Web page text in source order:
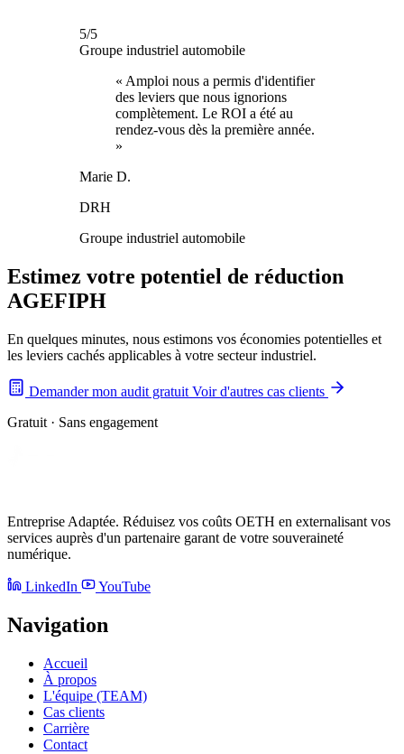
5/5
Groupe industriel automobile
« Amploi nous a permis d'identifier
des leviers que nous ignorions
complètement. Le ROI a été au
rendez-vous dès la première année.
»
Marie D.
DRH
Groupe industriel automobile
Estimez votre potentiel de réduction
AGEFIPH
En quelques minutes, nous estimons vos économies potentielles et
les leviers cachés applicables à votre secteur industriel.
Demander mon audit gratuit Voir d'autres cas clients
Gratuit · Sans engagement
Entreprise Adaptée. Réduisez vos coûts OETH en externalisant vos
services auprès d'un partenaire garant de votre souveraineté
numérique.
LinkedIn YouTube
Navigation
Accueil
À propos
L'équipe (TEAM)
Cas clients
Carrière
Contact